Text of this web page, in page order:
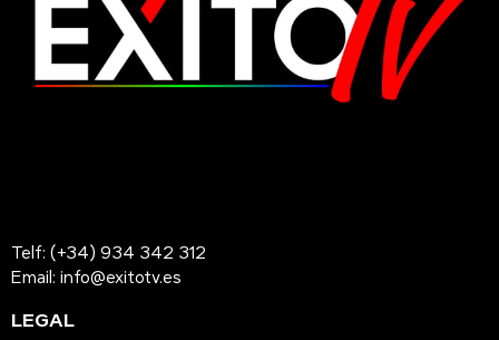
Telf: (+34) 934 342 312
Email: info@exitotv.es
LEGAL